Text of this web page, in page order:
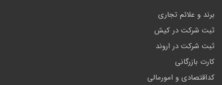
برند و علائم تجاری
ثبت شرکت در کیش
ثبت شرکت در اروند
کارت بازرگانی
کداقتصادی و امورمالی